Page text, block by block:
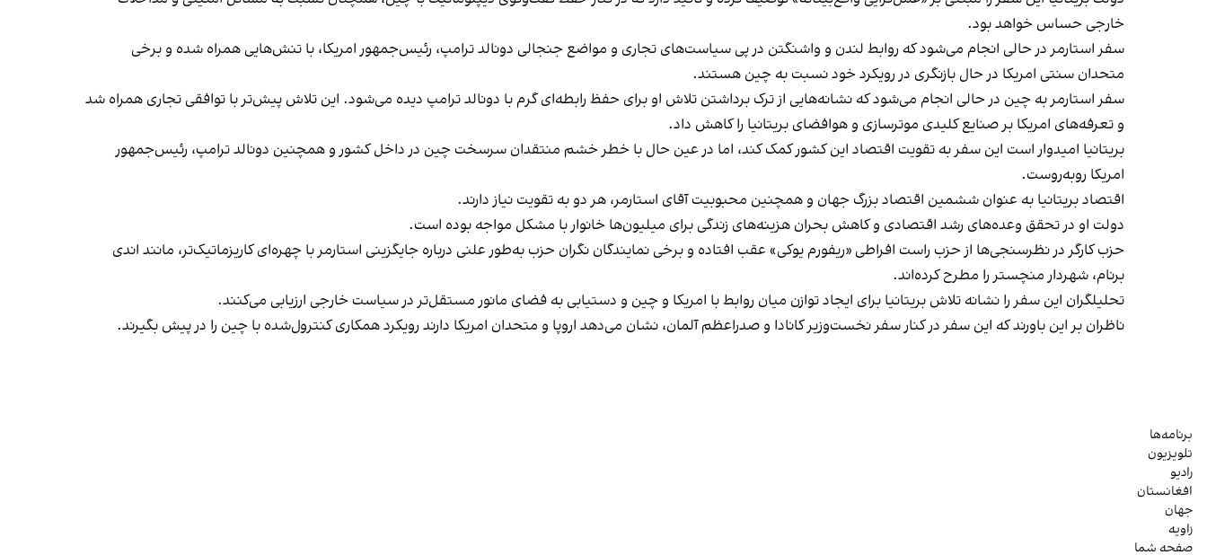
خارجی حساس خواهد بود.
سفر استارمر در حالی انجام می‌شود که روابط لندن و واشنگتن در پی سیاست‌های تجاری و مواضع جنجالی دونالد ترامپ، رئیس‌جمهور امریکا، با تنش‌هایی همراه شده و برخی
متحدان سنتی امریکا در حال بازنگری در رویکرد خود نسبت به چین هستند.
سفر استارمر به چین در حالی انجام می‌شود که نشانه‌هایی از ترک برداشتن تلاش او برای حفظ رابطه‌ای گرم با دونالد ترامپ دیده می‌شود. این تلاش پیش‌تر با توافقی تجاری همراه شد
و تعرفه‌های امریکا بر صنایع کلیدی موترسازی و هوافضای بریتانیا را کاهش داد.
بریتانیا امیدوار است این سفر به تقویت اقتصاد این کشور کمک کند، اما در عین حال با خطر خشم منتقدان سرسخت چین در داخل کشور و همچنین دونالد ترامپ، رئیس‌جمهور
امریکا روبه‌روست.
اقتصاد بریتانیا به عنوان ششمین اقتصاد بزرگ جهان و همچنین محبوبیت آقای استارمر، هر دو به تقویت نیاز دارند.
دولت او در تحقق وعده‌های رشد اقتصادی و کاهش بحران هزینه‌های زندگی برای میلیون‌ها خانوار با مشکل مواجه بوده است.
حزب کارگر در نظرسنجی‌ها از حزب راست افراطی «ریفورم یوکی» عقب افتاده و برخی نمایندگان نگران حزب به‌طور علنی درباره جایگزینی استارمر با چهره‌ای کاریزماتیک‌تر، مانند اندی
برنام، شهردار منچستر را مطرح کرده‌اند.
تحلیلگران این سفر را نشانه تلاش بریتانیا برای ایجاد توازن میان روابط با امریکا و چین و دستیابی به فضای مانور مستقل‌تر در سیاست خارجی ارزیابی می‌کنند.
ناظران بر این باورند که این سفر در کنار سفر نخست‌وزیر کانادا و صدراعظم آلمان، نشان می‌دهد اروپا و متحدان امریکا دارند رویکرد همکاری کنترول‌شده با چین را در پیش بگیرند.
برنامه‌ها
تلویزیون
رادیو
افغانستان
جهان
زاویه
صفحه شما